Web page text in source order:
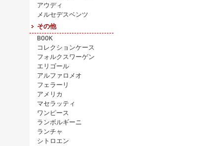
アウディ
メルセデスベンツ
その他
BOOK
コレクションケース
フォルクスワーゲン
エリゴール
アルファロメオ
フェラーリ
アメリカ
マセラッティ
ワンピース
ランボルギーニ
ランチャ
シトロエン